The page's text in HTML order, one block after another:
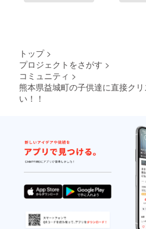
トップ >
プロジェクトをさがす >
コミュニティ >
熊本県益城町の子供達に直接ク
い！！